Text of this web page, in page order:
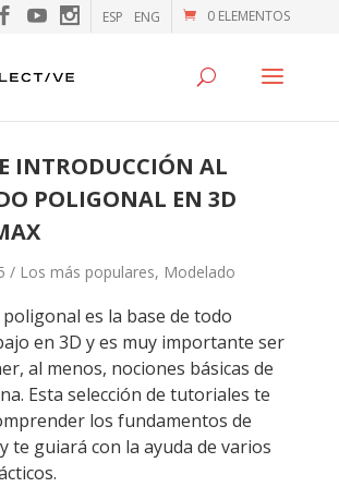
0 ELEMENTOS
ESP ENG
INTRODUCCIÓN AL
POLIGONAL EN 3D
/ Los más populares, Modelado
es la base de todo
en 3D y es muy importante ser
al menos, nociones básicas de
Esta selección de tutoriales te
los fundamentos de
te guiará con la ayuda de varios